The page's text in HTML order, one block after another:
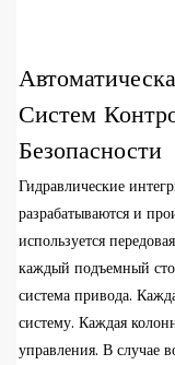
Систем
Безопасности
Гидравлические
разрабатываются и
используется
каждый подъемный
система привода.
систему. Каждая
управления. В случае